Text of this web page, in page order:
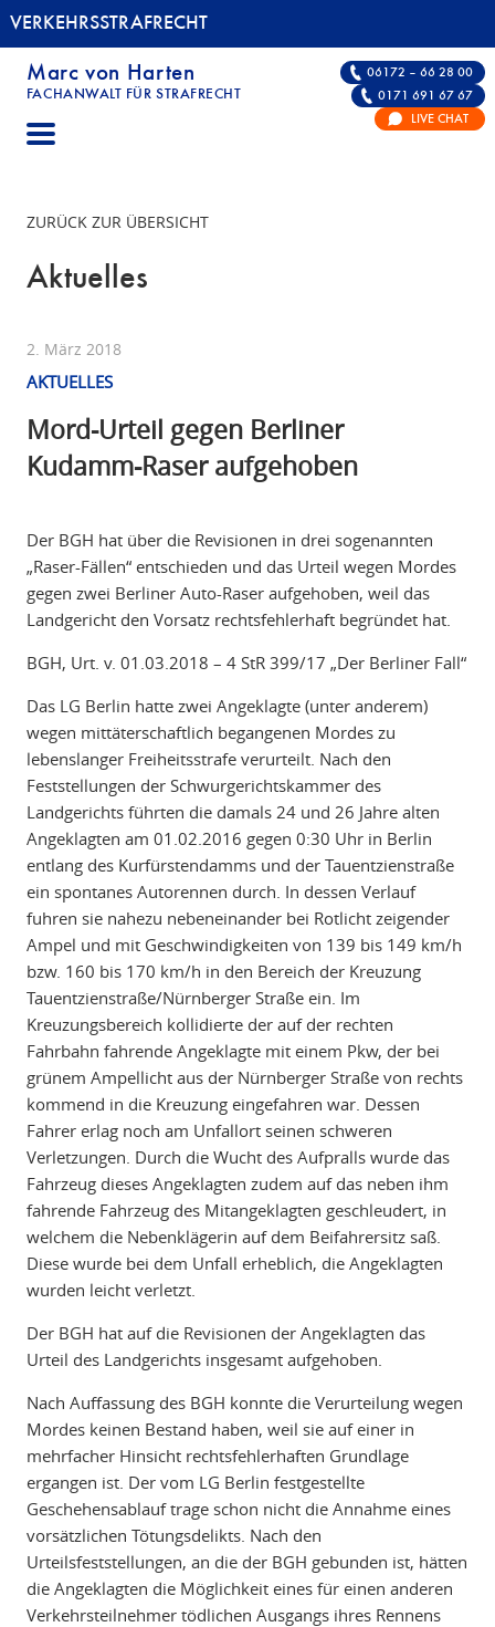
VERKEHRSSTRAFRECHT
Marc von Harten
FACHANWALT FÜR STRAFRECHT
VERKEHRSSTRAFRECHT | FACHANWALT FÜR
06172 – 66 28 00
0171 691 67 67
LIVE CHAT
ZURÜCK ZUR ÜBERSICHT
Aktuelles
2. März 2018
AKTUELLES
Mord-Urteil gegen Berliner
Kudamm-Raser aufgehoben
Der BGH hat über die Revisionen in drei sogenannten
„Raser-Fällen“ entschieden und das Urteil wegen Mordes
gegen zwei Berliner Auto-Raser aufgehoben, weil das
Landgericht den Vorsatz rechtsfehlerhaft begründet hat.
BGH, Urt. v. 01.03.2018 – 4 StR 399/17 „Der Berliner Fall“
Das LG Berlin hatte zwei Angeklagte (unter anderem)
wegen mittäterschaftlich begangenen Mordes zu
lebenslanger Freiheitsstrafe verurteilt. Nach den
Feststellungen der Schwurgerichtskammer des
Landgerichts führten die damals 24 und 26 Jahre alten
Angeklagten am 01.02.2016 gegen 0:30 Uhr in Berlin
entlang des Kurfürstendamms und der Tauentzienstraße
ein spontanes Autorennen durch. In dessen Verlauf
fuhren sie nahezu nebeneinander bei Rotlicht zeigender
Ampel und mit Geschwindigkeiten von 139 bis 149 km/h
bzw. 160 bis 170 km/h in den Bereich der Kreuzung
Tauentzienstraße/Nürnberger Straße ein. Im
Kreuzungsbereich kollidierte der auf der rechten
Fahrbahn fahrende Angeklagte mit einem Pkw, der bei
grünem Ampellicht aus der Nürnberger Straße von rechts
kommend in die Kreuzung eingefahren war. Dessen
Fahrer erlag noch am Unfallort seinen schweren
Verletzungen. Durch die Wucht des Aufpralls wurde das
Fahrzeug dieses Angeklagten zudem auf das neben ihm
fahrende Fahrzeug des Mitangeklagten geschleudert, in
welchem die Nebenklägerin auf dem Beifahrersitz saß.
Diese wurde bei dem Unfall erheblich, die Angeklagten
wurden leicht verletzt.
Der BGH hat auf die Revisionen der Angeklagten das
Urteil des Landgerichts insgesamt aufgehoben.
Nach Auffassung des BGH konnte die Verurteilung wegen
Mordes keinen Bestand haben, weil sie auf einer in
mehrfacher Hinsicht rechtsfehlerhaften Grundlage
ergangen ist. Der vom LG Berlin festgestellte
Geschehensablauf trage schon nicht die Annahme eines
vorsätzlichen Tötungsdelikts. Nach den
Urteilsfeststellungen, an die der BGH gebunden ist, hätten
die Angeklagten die Möglichkeit eines für einen anderen
Verkehrsteilnehmer tödlichen Ausgangs ihres Rennens